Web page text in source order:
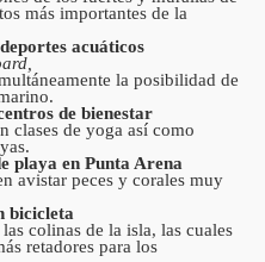
más importantes de la
acuáticos
la posibilidad de
de bienestar
clases de yoga así como
playa en Punta Arena
avistar peces y corales muy
bicicleta
colinas de la isla, las cuales
retadores para los